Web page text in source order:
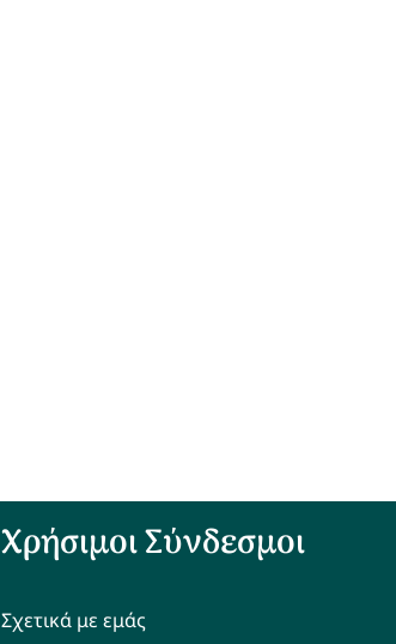
Χρήσιμοι Σύνδεσμοι
Σχετικά με εμάς